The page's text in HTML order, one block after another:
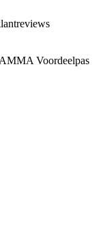
Voordeelpas